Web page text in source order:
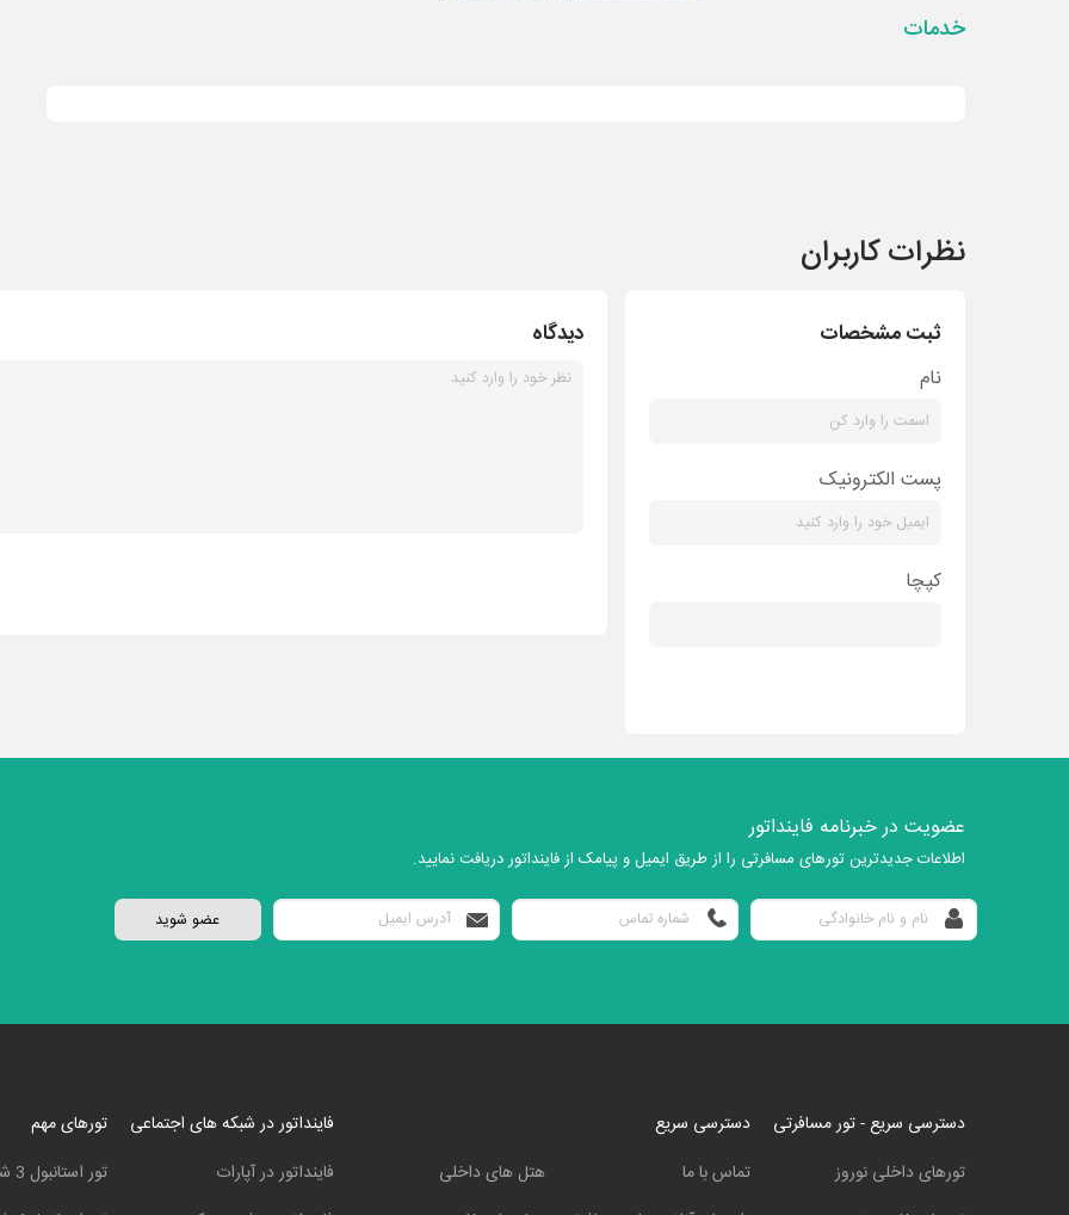
خدمات
نظرات کاربران
ثبت مشخصات
نام
پست الکترونیک
کپچا
دیدگاه
عضویت در خبرنامه فاینداتور
اطلاعات جدیدترین تورهای مسافرتی را از طریق ایمیل و پیامک از فاینداتور دریافت نمایید.
دسترسی سریع - تور مسافرتی
تورهای داخلی نوروز
دسترسی سریع
تماس با ما
هتل های داخلی
فاینداتور در شبکه های اجتماعی
فاینداتور در آپارات
تورهای مهم
تور استانبول 3 شب و 4 روز